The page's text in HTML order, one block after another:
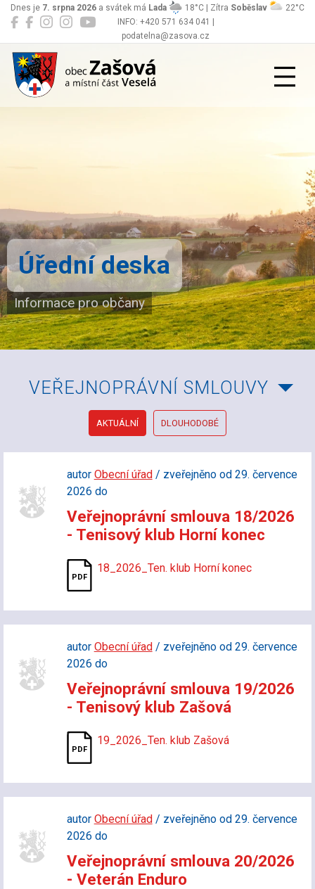
INFO: +420 571 634 041 |
podatelna@zasova.cz
Dnes je 7. srpna 2026 a svátek má Lada 18°C | Zítra Soběslav 22°C
Zašová
Úřední deska
Informace pro občany
VEŘEJNOPRÁVNÍ SMLOUVY
AKTUÁLNÍ DLOUHODOBÉ
autor Obecní úřad/ zveřejněno od 29. července
2026 do
Veřejnoprávní smlouva 18/2026
- Tenisový klub Horní konec
18_2026_Ten. klub Horní konec
autor Obecní úřad/ zveřejněno od 29. července
2026 do
Veřejnoprávní smlouva 19/2026
- Tenisový klub Zašová
19_2026_Ten. klub Zašová
autor Obecní úřad/ zveřejněno od 29. července
2026 do
Veřejnoprávní smlouva 20/2026
- Veterán Enduro